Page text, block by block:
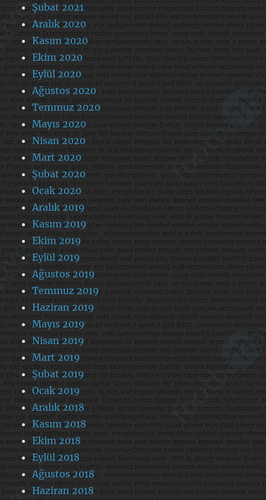
Şubat 2021
Aralık 2020
Kasım 2020
Ekim 2020
Eylül 2020
Ağustos 2020
Temmuz 2020
Mayıs 2020
Nisan 2020
Mart 2020
Şubat 2020
Ocak 2020
Aralık 2019
Kasım 2019
Ekim 2019
Eylül 2019
Ağustos 2019
Temmuz 2019
Haziran 2019
Mayıs 2019
Nisan 2019
Mart 2019
Şubat 2019
Ocak 2019
Aralık 2018
Kasım 2018
Ekim 2018
Eylül 2018
Ağustos 2018
Haziran 2018